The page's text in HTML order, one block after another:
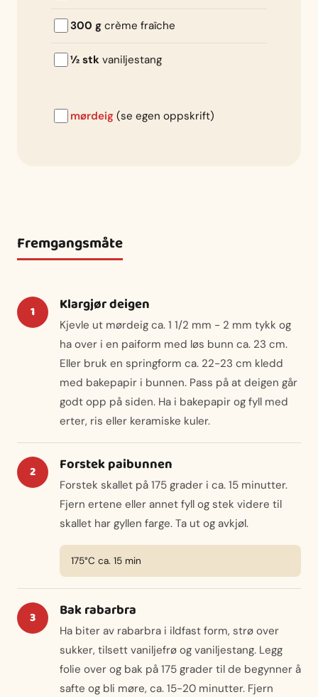
300 g crème fraîche
½ stk vaniljestang
mørdeig (se egen oppskrift)
Fremgangsmåte
Klargjør deigen
Kjevle ut mørdeig ca. 1 1/2 mm - 2 mm tykk og
ha over i en paiform med løs bunn ca. 23 cm.
Eller bruk en springform ca. 22-23 cm kledd
med bakepapir i bunnen. Pass på at deigen går
godt opp på siden. Ha i bakepapir og fyll med
erter, ris eller keramiske kuler.
Forstek paibunnen
Forstek skallet på 175 grader i ca. 15 minutter.
Fjern ertene eller annet fyll og stek videre til
skallet har gyllen farge. Ta ut og avkjøl.
175°C ca. 15 min
Bak rabarbra
Ha biter av rabarbra i ildfast form, strø over
sukker, tilsett vaniljefrø og vaniljestang. Legg
folie over og bak på 175 grader til de begynner å
safte og bli møre, ca. 15-20 minutter. Fjern